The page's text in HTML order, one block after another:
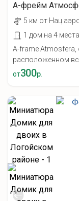
А-фрейм
5 км от
1 дом на 4 места
A-frame Atmosfera,
расположенном
от300р.